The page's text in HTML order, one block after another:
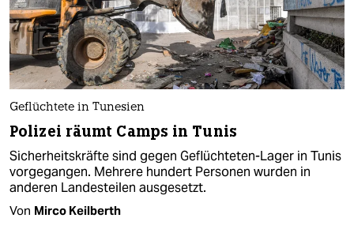
Geflüchtete in Tunesien
Polizei räumt Camps in Tunis
Sicherheitskräfte sind gegen Geflüchteten-Lager in Tunis
vorgegangen. Mehrere hundert Personen wurden in
anderen Landesteilen ausgesetzt.
Von Mirco Keilberth